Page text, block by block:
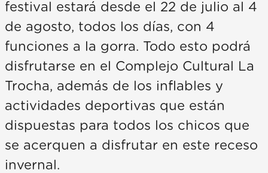
festival estará desde el 22 de julio al 4
de agosto, todos los días, con 4
funciones a la gorra. Todo esto podrá
disfrutarse en el Complejo Cultural La
Trocha, además de los inflables y
actividades deportivas que están
dispuestas para todos los chicos que
se acerquen a disfrutar en este receso
invernal.